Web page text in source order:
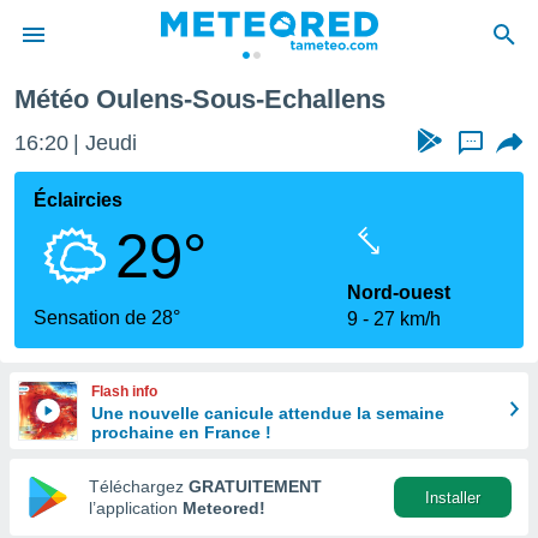
de
en
Météo Oulens-Sous-Echallens
16:20 Jeudi ...
Éclaircies
29°
Sensation de 28°
Nord-ouest
9
27 km/h
Flash info
Une nouvelle canicule attendue la semaine
prochaine en France !
Téléchargez GRATUITEMENT
l’application Meteored!
Installer